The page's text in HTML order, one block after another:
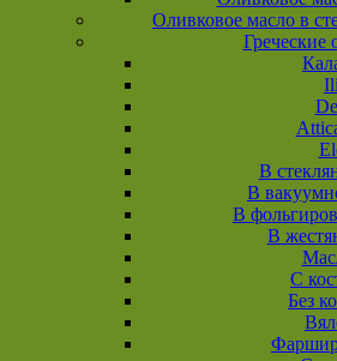
Оливковое масло в
Греческие
В
В
В
В
С
Без